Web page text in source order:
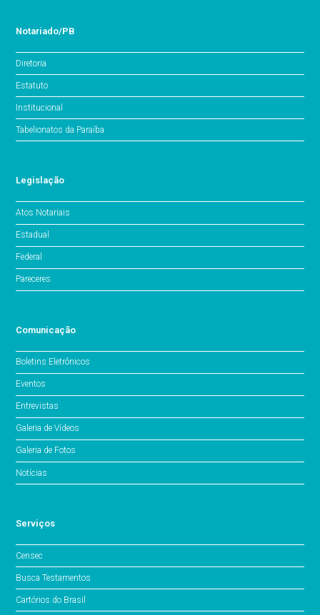
Notariado/PB
Diretoria
Estatuto
Institucional
Tabelionatos da Paraíba
Legislação
Atos Notariais
Estadual
Federal
Pareceres
Comunicação
Boletins Eletrônicos
Eventos
Entrevistas
Galeria de Vídeos
Galeria de Fotos
Notícias
Serviços
Censec
Busca Testamentos
Cartórios do Brasil